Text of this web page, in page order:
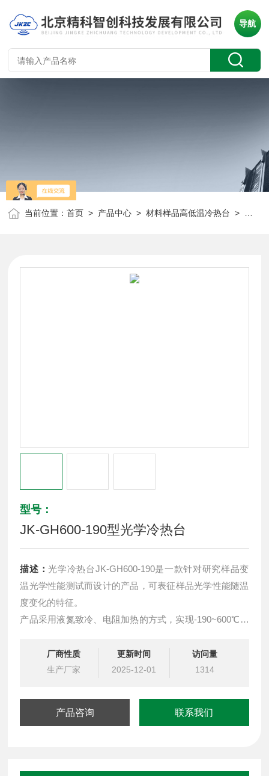
导航
当前位置：首页 > 产品中心 >材料样品高低温冷热台 >
型号：
JK-GH600-190型光学冷热台
描述：光学冷热台JK-GH600-190是一款针对研究样品变
温光学性能测试而设计的产品，可表征样品光学性能随温
度变化的特征。
产品采用液氮致冷、电阻加热的方式，实现-190~600℃范
等）搭配集成，进行变温原位测试。
厂商性质
生产厂家
更新时间
2025-12-01
访问量
1314
产品咨询 联系我们